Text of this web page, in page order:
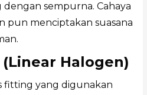
sempurna. Cahaya
pun menciptakan suasana
Halogen)
fitting yang digunakan